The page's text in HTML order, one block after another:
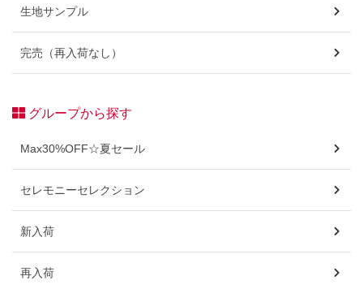
生地サンプル
完売（再入荷なし）
グループから探す
Max30%OFF☆夏セール
セレモニーセレクション
新入荷
再入荷